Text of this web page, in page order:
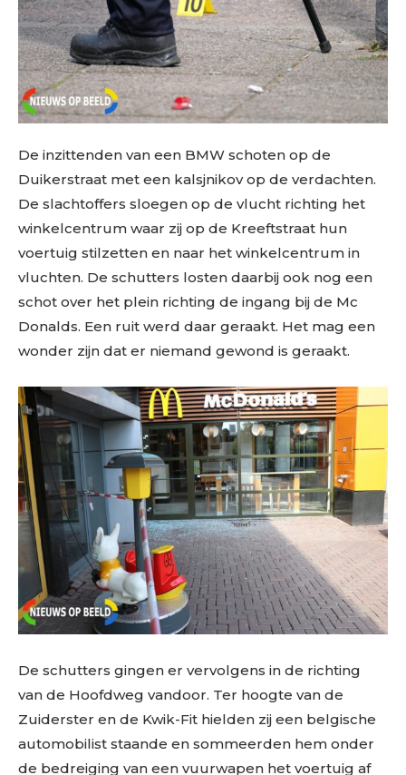
De inzittenden van een BMW schoten op de
Duikerstraat met een kalsjnikov op de verdachten.
De slachtoffers sloegen op de vlucht richting het
winkelcentrum waar zij op de Kreeftstraat hun
voertuig stilzetten en naar het winkelcentrum in
vluchten. De schutters losten daarbij ook nog een
schot over het plein richting de ingang bij de Mc
Donalds. Een ruit werd daar geraakt. Het mag een
wonder zijn dat er niemand gewond is geraakt.
De schutters gingen er vervolgens in de richting
van de Hoofdweg vandoor. Ter hoogte van de
Zuiderster en de Kwik-Fit hielden zij een belgische
automobilist staande en sommeerden hem onder
de bedreiging van een vuurwapen het voertuig af